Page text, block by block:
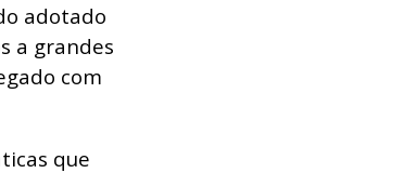
adotado
a grandes
com
que